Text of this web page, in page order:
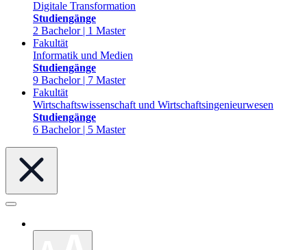
Digitale Transformation
Studiengänge
2 Bachelor | 1 Master
Fakultät
Informatik und Medien
Studiengänge
9 Bachelor | 7 Master
Fakultät
Wirtschaftswissenschaft und Wirtschaftsingenieurwesen
Studiengänge
6 Bachelor | 5 Master